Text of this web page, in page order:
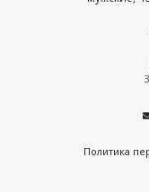
Политика